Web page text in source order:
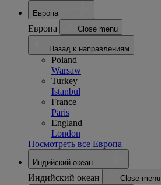
Европа
Европа Close menu
Назад к направлениям
Poland
Warsaw
Turkey
Istanbul
France
Paris
England
London
Посмотреть все Европа
Индийский океан
Индийский океан Close menu